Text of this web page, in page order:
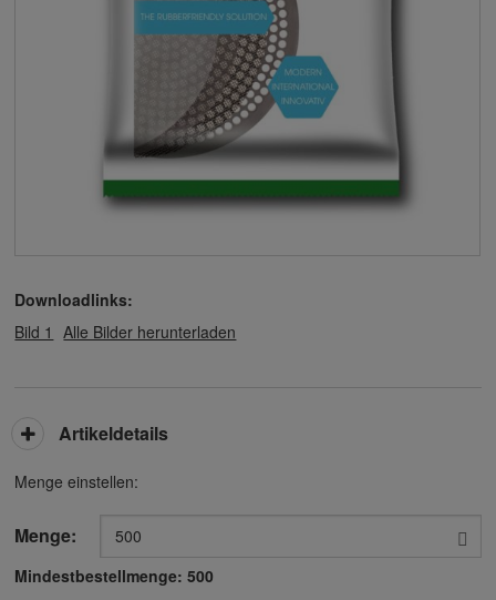
Downloadlinks:
Bild 1
Alle Bilder herunterladen
Menge einstellen:
Menge:
Mindestbestellmenge:500
Artikeldetails